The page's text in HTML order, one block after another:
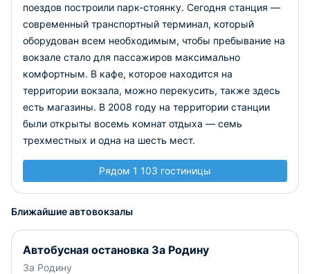
поездов построили парк-стоянку. Сегодня станция —
современный транспортный терминал, который
оборудован всем необходимым, чтобы пребывание на
вокзале стало для пассажиров максимально
комфортным. В кафе, которое находится на
территории вокзала, можно перекусить, также здесь
есть магазины. В 2008 году на территории станции
были открыты восемь комнат отдыха — семь
трехместных и одна на шесть мест.
Рядом 1 103 гостиницы
Ближайшие автовокзалы
Автобусная остановка За Родину
За Родину